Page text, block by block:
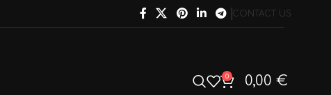
CONTACT US
0 0,00 €